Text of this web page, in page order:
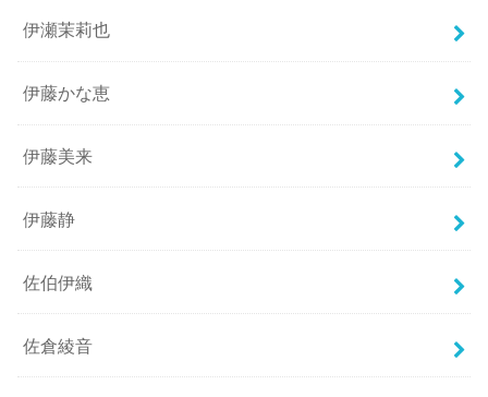
伊瀬茉莉也
伊藤かな恵
伊藤美来
伊藤静
佐伯伊織
佐倉綾音